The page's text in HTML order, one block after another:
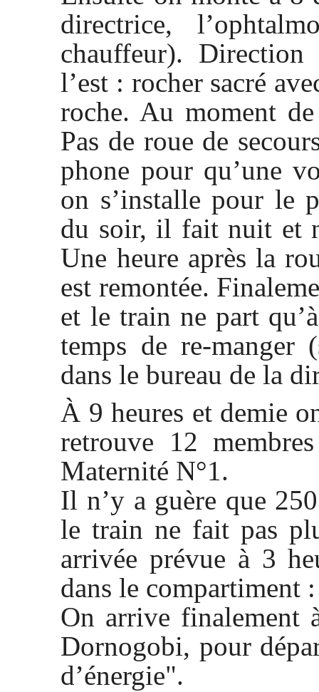
directrice,
chauffeur).
l’est : rocher sacré
roche. Au moment
Pas de roue de
phone pour qu’une
on s’installe pour le
du soir, il fait nuit et
Une heure après la
est remontée.
et le train ne part
temps de re-manger
dans le bureau de la
À 9 heures et demie
retrouve 12
Maternité N°1.
Il n’y a guère que
le train ne fait pas
arrivée prévue à 3
dans le compartiment
On arrive finalement
Dornogobi, pour
d’énergie".